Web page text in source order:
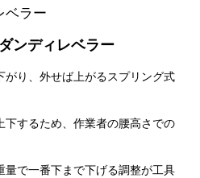
ベラー
ンディレベラー
がり、外せば上がるスプリング式
下するため、作業者の腰高さでの
量で一番下まで下げる調整が工具